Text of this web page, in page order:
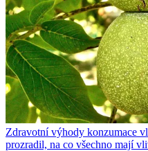
Zdravotní výhody konzumace
prozradil, na co všechno mají